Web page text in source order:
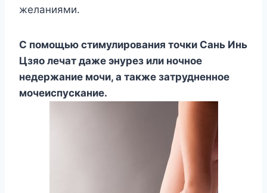
желаниями.
С помощью стимулирования точки Сань Инь
Цзяо лечат даже энурез или ночное
недержание мочи, а также затрудненное
мочеиспускание.